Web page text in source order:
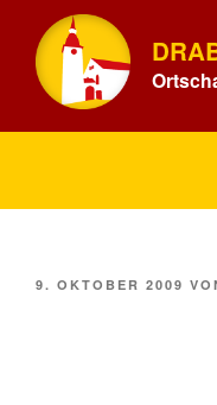
Inhalt
springen
VERÖFFENTLICHT
9. OKTOBER 2009